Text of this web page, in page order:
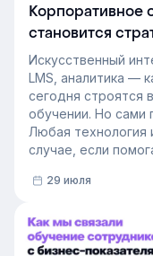
Корпоративное
становится
Искусственный
LMS, аналитика —
сегодня строятся
обучении. Но сами
Любая технология
случае, если
Сегодня бизнес
инструментов, а
обучение
эффект измерить.
29 июля